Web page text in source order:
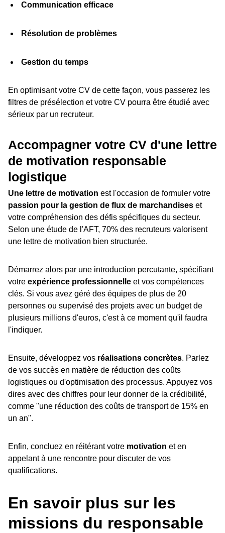
Communication efficace
Résolution de problèmes
Gestion du temps
En optimisant votre CV de cette façon, vous passerez les
filtres de présélection et votre CV pourra être étudié avec
sérieux par un recruteur.
Accompagner votre CV d'une lettre
de motivation responsable
logistique
Une lettre de motivation est l'occasion de formuler votre
passion pour la gestion de flux de marchandises et
votre compréhension des défis spécifiques du secteur.
Selon une étude de l'AFT, 70% des recruteurs valorisent
une lettre de motivation bien structurée.
Démarrez alors par une introduction percutante, spécifiant
votre expérience professionnelle et vos compétences
clés. Si vous avez géré des équipes de plus de 20
personnes ou supervisé des projets avec un budget de
plusieurs millions d'euros, c'est à ce moment qu'il faudra
l'indiquer.
Ensuite, développez vos réalisations concrètes. Parlez
de vos succès en matière de réduction des coûts
logistiques ou d'optimisation des processus. Appuyez vos
dires avec des chiffres pour leur donner de la crédibilité,
comme "une réduction des coûts de transport de 15% en
un an".
Enfin, concluez en réitérant votre motivation et en
appelant à une rencontre pour discuter de vos
qualifications.
En savoir plus sur les
missions du responsable